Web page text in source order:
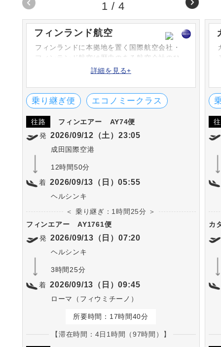
フィンランド航空
フィンランドに本拠地を置く国際航空会社・
フィンランド航空は歴史のある航空会社のひ
とつです。日本からヘルシンキへは約10時
することにより、時間も距離も短縮できま
す。マリメッコ塗装の航空機は人気です。
詳細を見る+
乗り継ぎ便 エコノミークラス
往路 フィンエアー
AY74便
発 2026/09/12（土）23:05
成田国際空港
12時間50分
着 2026/09/13（日）05:55
ヘルシンキ
＜ 乗り継ぎ：1時間25分 ＞
フィンエアー
AY1761便
発 2026/09/13（日）07:20
ヘルシンキ
3時間25分
着 2026/09/13（日）09:45
ローマ（フィウミチーノ）
所要時間：17時間40分
【滞在時間：4日1時間（97時間）】
カ
1 /4